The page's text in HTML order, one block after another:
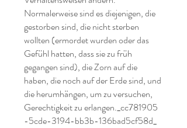
Normalerweise sind es diejenigen, die
gestorben sind, die nicht sterben
wollten (ermordet wurden oder das
Gefühl hatten, dass sie zu früh
gegangen sind), die Zorn auf die
haben, die noch auf der Erde sind, und
die herumhängen, um zu versuchen,
Gerechtigkeit zu erlangen._cc781905
-5cde-3194-bb3b-136bad5cf58d_